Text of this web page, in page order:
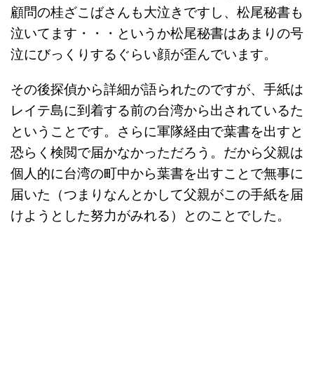
顧問の桂ざこばさんも大泣きですし、松尾秘書も
泣いてます・・・というか松尾秘書はあまりの号
泣にびっくりするぐらい顔が歪んでいます。
その後探偵から詳細が語られたのですが、手紙は
レイテ島に到着する前の台湾から出されているた
ということです。さらに軍隊経由で葉書を出すと
恐らく検閲で届かなかっただろう。 だから父親は
個人的に台湾の町中から葉書を出すことで無事に
届いた（つまりなんとかして父親がこの手紙を届
けようとした努力がみれる）とのことでした。